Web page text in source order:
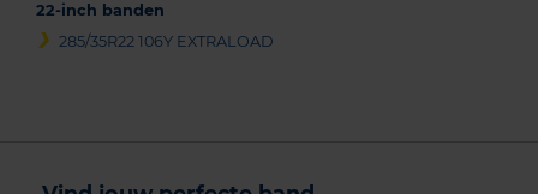
22-inch banden
285/35R22 106Y EXTRALOAD